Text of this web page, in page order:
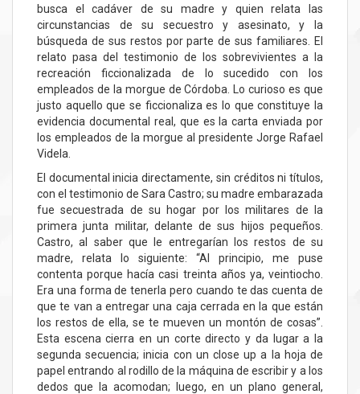
busca el cadáver de su madre y quien relata las
circunstancias de su secuestro y asesinato, y la
búsqueda de sus restos por parte de sus familiares. El
relato pasa del testimonio de los sobrevivientes a la
recreación ficcionalizada de lo sucedido con los
empleados de la morgue de Córdoba. Lo curioso es que
justo aquello que se ficcionaliza es lo que constituye la
evidencia documental real, que es la carta enviada por
los empleados de la morgue al presidente Jorge Rafael
Videla.
El documental inicia directamente, sin créditos ni títulos,
con el testimonio de Sara Castro; su madre embarazada
fue secuestrada de su hogar por los militares de la
primera junta militar, delante de sus hijos pequeños.
Castro, al saber que le entregarían los restos de su
madre, relata lo siguiente: “Al principio, me puse
contenta porque hacía casi treinta años ya, veintiocho.
Era una forma de tenerla pero cuando te das cuenta de
que te van a entregar una caja cerrada en la que están
los restos de ella, se te mueven un montón de cosas”.
Esta escena cierra en un corte directo y da lugar a la
segunda secuencia; inicia con un close up a la hoja de
papel entrando al rodillo de la máquina de escribir y a los
dedos que la acomodan; luego, en un plano general,